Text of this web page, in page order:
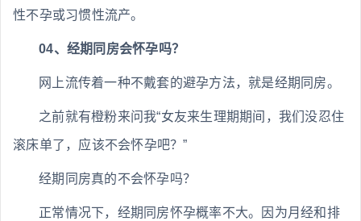
性不孕或习惯性流产。
04、经期同房会怀孕吗？
网上流传着一种不戴套的避孕方法，就是经期同房。
之前就有橙粉来问我“女友来生理期期间，我们没忍住
滚床单了，应该不会怀孕吧？”
经期同房真的不会怀孕吗？
正常情况下，经期同房怀孕概率不大。因为月经和排